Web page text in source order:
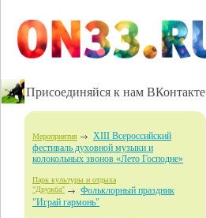
Присоединяйся к нам ВКонтакте
Мероприятия
XIII Всероссийский
фестиваль духовной музыки и
колокольных звонов «Лето Господне»
Парк культуры и отдыха
"Дружба"
Фольклорный праздник
"Играй гармонь"